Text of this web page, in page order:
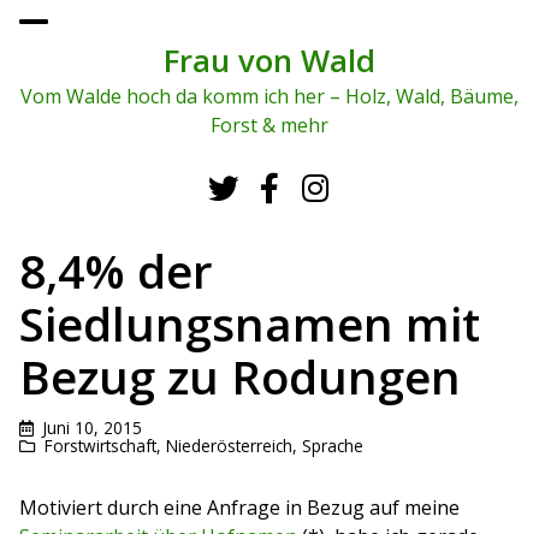
To
me
Frau von Wald
Vom Walde hoch da komm ich her – Holz, Wald, Bäume,
Forst & mehr
8,4% der
Siedlungsnamen mit
Bezug zu Rodungen
Juni 10, 2015
Forstwirtschaft, Niederösterreich, Sprache
Motiviert durch eine Anfrage in Bezug auf meine